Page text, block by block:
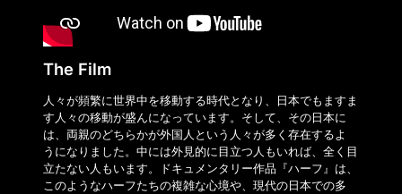
The Film
人々が頻繁に世界中を移動する時代となり、日本でもますま
す人々の移動が盛んになって­います。そして、その日本に
は、両親のどちらかが外国人という人々が多く存在するよ
う­になりました。中には外見的に目立つ人もいれば、全く目
立たない人もいます。ドキュメ­ンタリー作品『ハーフ』は、
このようなハーフたちの複雑な心境や、現代の日本での多